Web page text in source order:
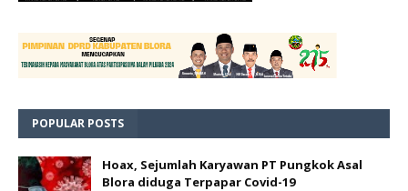
POPULAR POSTS
Hoax, Sejumlah Karyawan PT Pungkok Asal
Blora diduga Terpapar Covid-19